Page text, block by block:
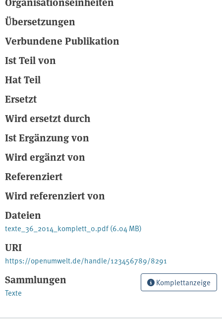
Wiederverwendung von Elektroaltgeräten im Sinne der zweiten
Stufe der Abfallhierarchie durch deren Institutionalisierung im
Elektro- und Elektronikgerätegesetz. Bei der Entwicklung eines
entsprechenden Modells war es jedoch der Grundgedanke,
bestehende Strukturen und Abläufe so weit wie möglich
unverändert zu belassen. Es soll möglichst wenig in die
die sich bereits als Wiederverwendungseinrichtung betätigen
Normierungen vorgeschlagen, die als Ergänzung zum
bestehenden System minimal notwendig sind. Sollte sich die
Tätigkeit als Wiederverwendungseinrichtung dennoch nicht
wirtschaftlich ausüben lassen, so ist keine spezielle finanzielle
Förderung vorgesehen.
Quelle: http://www.umweltbundesamt.de/
Übersetzungen
Verbundene Publikation
Ist Teil von
Hat Teil
Ersetzt
Wird ersetzt durch
Ist Ergänzung von
Wird ergänzt von
Referenziert
Wird referenziert von
Dateien
texte_36_2014_komplett_0.pdf(6.04 MB)
URI
https://openumwelt.de/handle/123456789/8291
Sammlungen
Texte
Komplettanzeige